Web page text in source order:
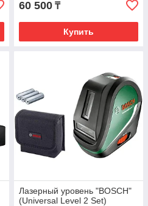
60 500 ₸
Купить
Лазерный уровень "BOSCH"
(Universal Level 2 Set)